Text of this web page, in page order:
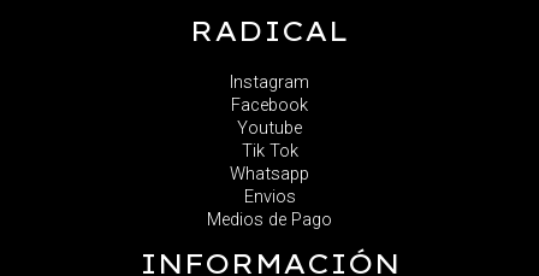
RADICAL
Instagram
Facebook
Youtube
Tik Tok
Whatsapp
Envios
Medios de Pago
INFORMACIÓN